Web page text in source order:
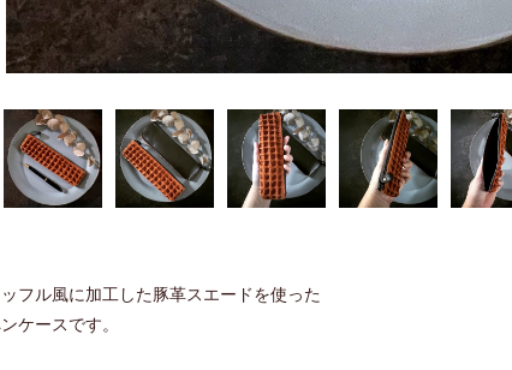
フル風に加工した豚革スエードを使った
ケースです。